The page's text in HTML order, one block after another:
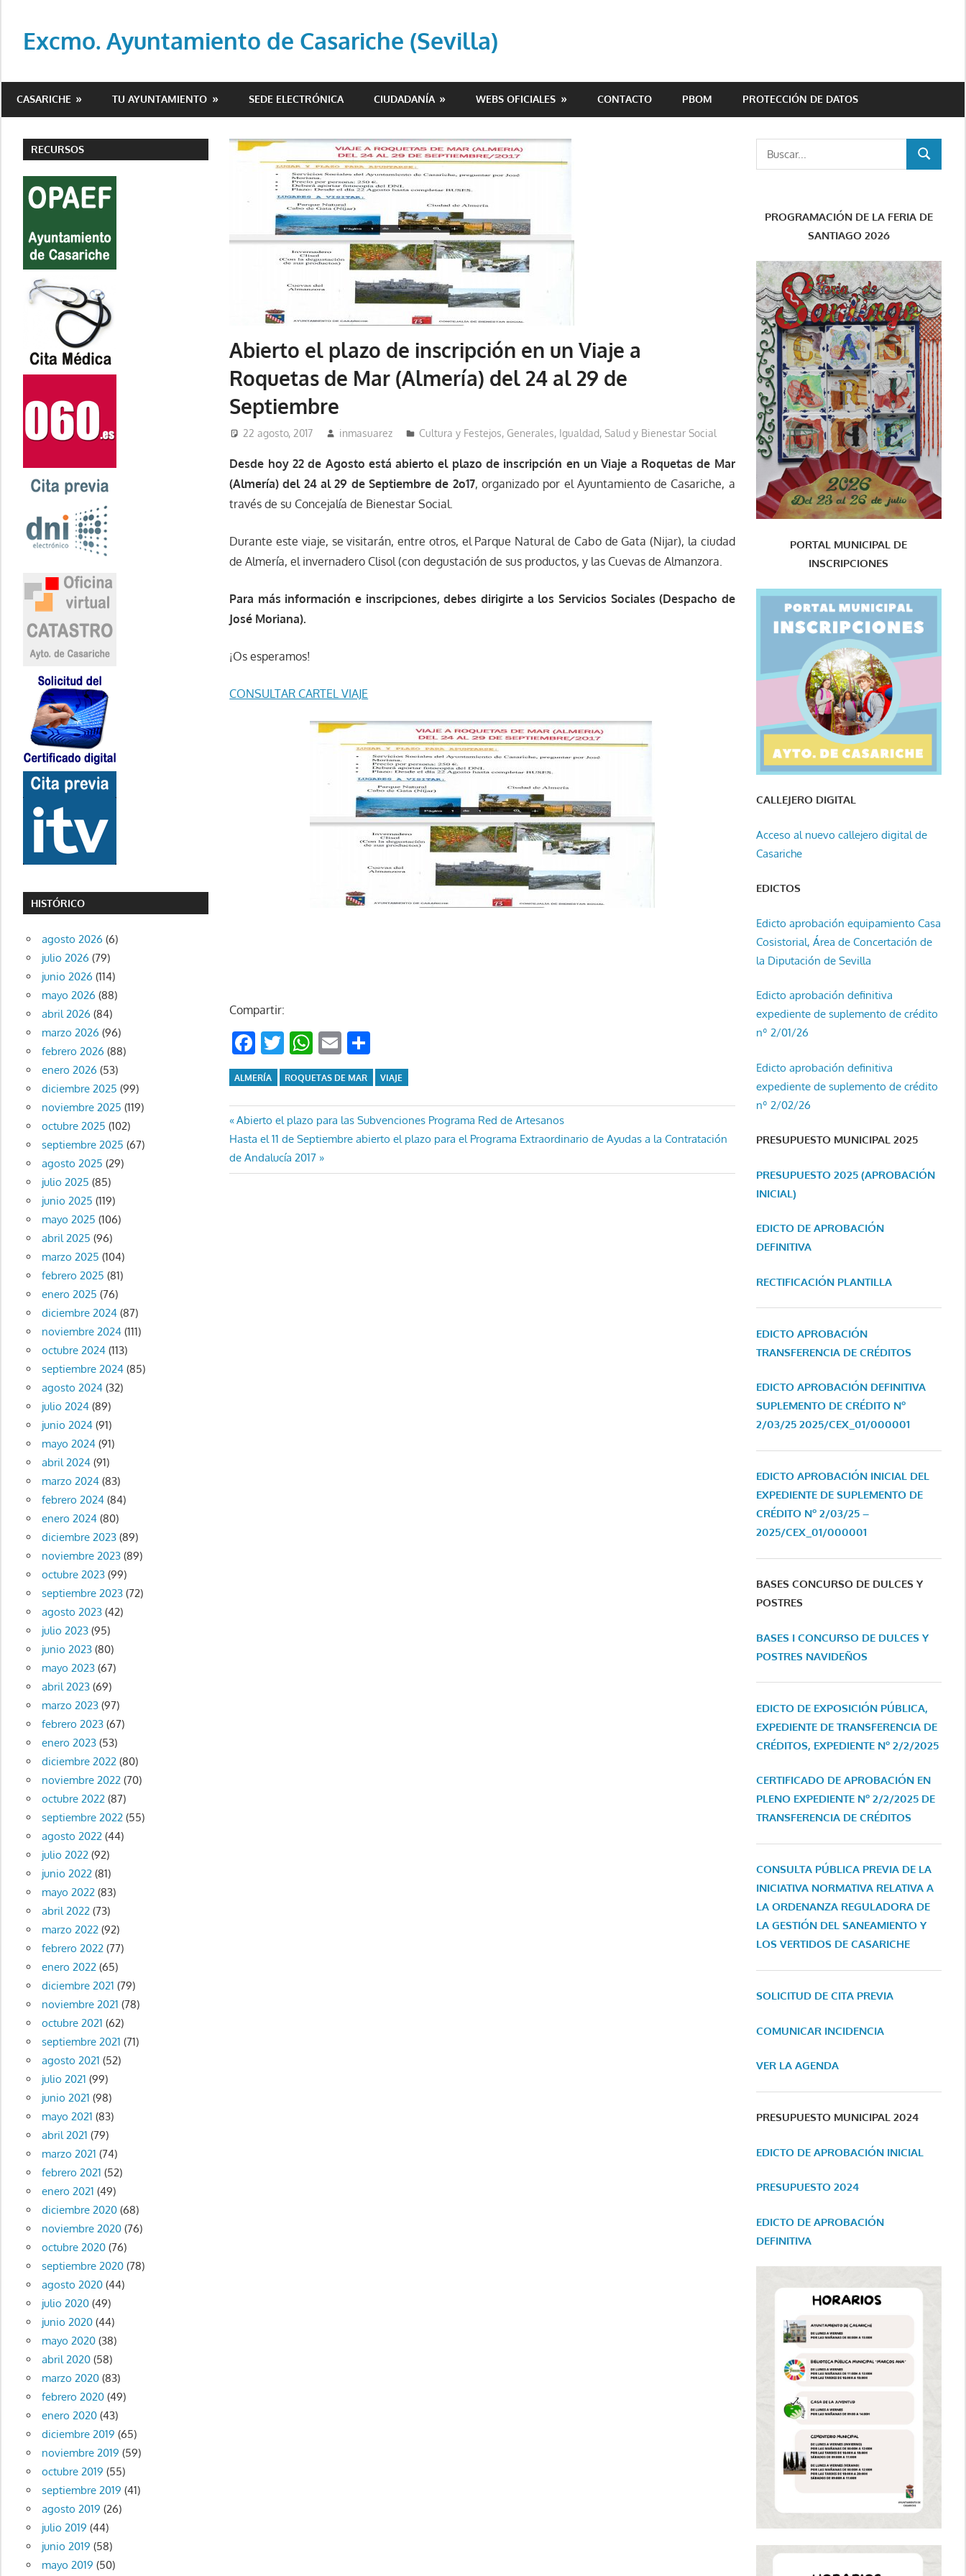
contenido
Excmo. Ayuntamiento de Casariche (Sevilla)
del
de
Casariche
CASARICHE TU AYUNTAMIENTO SEDE ELECTRÓNICA CIUDADANÍA WEBS OFICIALES CONTACTO PBOM PROTECCIÓN DE DATOS
Abierto el plazo de inscripción en un Viaje a
Roquetas de Mar (Almería) del 24 al 29 de
Septiembre
22 agosto, 2017 inmasuarez Cultura y Festejos, Generales, Igualdad, Salud y Bienestar Social
Desde hoy 22 de Agosto está abierto el plazo de inscripción en un Viaje a Roquetas de Mar
(Almería) del 24 al 29 de Septiembre de 2o17, organizado por el Ayuntamiento de Casariche, a
través de su Concejalía de Bienestar Social.
Durante este viaje, se visitarán, entre otros, el Parque Natural de Cabo de Gata (Nijar), la ciudad
de Almería, el invernadero Clisol (con degustación de sus productos, y las Cuevas de Almanzora.
Para más información e inscripciones, debes dirigirte a los Servicios Sociales (Despacho de
José Moriana).
¡Os esperamos!
CONSULTAR CARTEL VIAJE
Compartir:
Facebook
Twitter
WhatsApp
Email
ALMERÍA ROQUETAS DE MAR VIAJE
Navegación
de
entradas
Entrada
anterior:
Abierto el plazo para las Subvenciones Programa Red de Artesanos
Entrada
siguiente:
Hasta el 11 de Septiembre abierto el plazo para el Programa Extraordinario de Ayudas a la Contratación
de Andalucía 2017
RECURSOS
HISTÓRICO
agosto 2026 (6)
julio 2026 (79)
junio 2026 (114)
mayo 2026 (88)
abril 2026 (84)
marzo 2026 (96)
febrero 2026 (88)
enero 2026 (53)
diciembre 2025 (99)
noviembre 2025 (119)
octubre 2025 (102)
septiembre 2025 (67)
agosto 2025 (29)
julio 2025 (85)
junio 2025 (119)
mayo 2025 (106)
abril 2025 (96)
marzo 2025 (104)
febrero 2025 (81)
enero 2025 (76)
diciembre 2024(87)
noviembre 2024(111)
octubre 2024(113)
septiembre 2024(85)
agosto 2024(32)
julio 2024(89)
junio 2024(91)
mayo 2024(91)
abril 2024(91)
marzo 2024(83)
febrero 2024(84)
enero 2024(80)
diciembre 2023(89)
noviembre 2023(89)
octubre 2023(99)
septiembre 2023(72)
agosto 2023(42)
julio 2023(95)
junio 2023(80)
mayo 2023(67)
abril 2023(69)
marzo 2023(97)
febrero 2023(67)
enero 2023(53)
diciembre 2022(80)
noviembre 2022(70)
octubre 2022(87)
septiembre 2022(55)
agosto 2022(44)
julio 2022(92)
junio 2022(81)
mayo 2022(83)
abril 2022(73)
marzo 2022(92)
febrero 2022(77)
enero 2022(65)
diciembre 2021 (79)
noviembre 2021 (78)
octubre 2021 (62)
septiembre 2021 (71)
agosto 2021 (52)
julio 2021 (99)
junio 2021 (98)
mayo 2021 (83)
abril 2021 (79)
marzo 2021 (74)
febrero 2021 (52)
enero 2021 (49)
diciembre 2020(68)
noviembre 2020(76)
octubre 2020(76)
septiembre 2020(78)
agosto 2020(44)
julio 2020(49)
junio 2020(44)
mayo 2020(38)
abril 2020(58)
marzo 2020(83)
febrero 2020(49)
enero 2020(43)
diciembre 2019 (65)
noviembre 2019 (59)
octubre 2019 (55)
septiembre 2019 (41)
agosto 2019 (26)
julio 2019 (44)
junio 2019 (58)
mayo 2019 (50)
BUSCAR
PROGRAMACIÓN DE LA FERIA DE
SANTIAGO 2026
PORTAL MUNICIPAL DE
INSCRIPCIONES
CALLEJERO DIGITAL
Acceso al nuevo callejero digital de
Casariche
EDICTOS
Edicto aprobación equipamiento Casa
Cosistorial, Área de Concertación de
la Diputación de Sevilla
Edicto aprobación definitiva
expediente de suplemento de crédito
nº 2/01/26
Edicto aprobación definitiva
expediente de suplemento de crédito
nº 2/02/26
PRESUPUESTO MUNICIPAL 2025
PRESUPUESTO 2025 (APROBACIÓN
INICIAL)
EDICTO DE APROBACIÓN
DEFINITIVA
RECTIFICACIÓN PLANTILLA
EDICTO APROBACIÓN
TRANSFERENCIA DE CRÉDITOS
EDICTO APROBACIÓN DEFINITIVA
SUPLEMENTO DE CRÉDITO Nº
2/03/25 2025/CEX_01/000001
EDICTO APROBACIÓN INICIAL DEL
EXPEDIENTE DE SUPLEMENTO DE
CRÉDITO Nº 2/03/25 –
2025/CEX_01/000001
BASES CONCURSO DE DULCES Y
POSTRES
BASES I CONCURSO DE DULCES Y
POSTRES NAVIDEÑOS
EDICTO DE EXPOSICIÓN PÚBLICA,
EXPEDIENTE DE TRANSFERENCIA DE
CRÉDITOS, EXPEDIENTE Nº 2/2/2025
CERTIFICADO DE APROBACIÓN EN
PLENO EXPEDIENTE Nº 2/2/2025 DE
TRANSFERENCIA DE CRÉDITOS
CONSULTA PÚBLICA PREVIA DE LA
INICIATIVA NORMATIVA RELATIVA A
LA ORDENANZA REGULADORA DE
LA GESTIÓN DEL SANEAMIENTO Y
LOS VERTIDOS DE CASARICHE
SOLICITUD DE CITA PREVIA
COMUNICAR INCIDENCIA
VER LA AGENDA
PRESUPUESTO MUNICIPAL 2024
EDICTO DE APROBACIÓN INICIAL
PRESUPUESTO 2024
EDICTO DE APROBACIÓN
DEFINITIVA